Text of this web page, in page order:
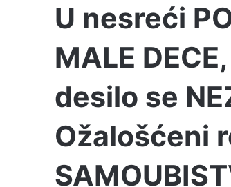
U nesreći
MALE
desilo se
Ožalošćeni